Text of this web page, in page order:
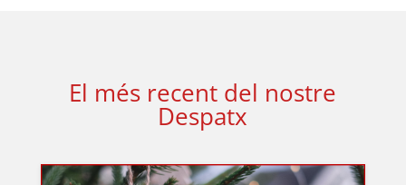
El més recent del nostre
Despatx